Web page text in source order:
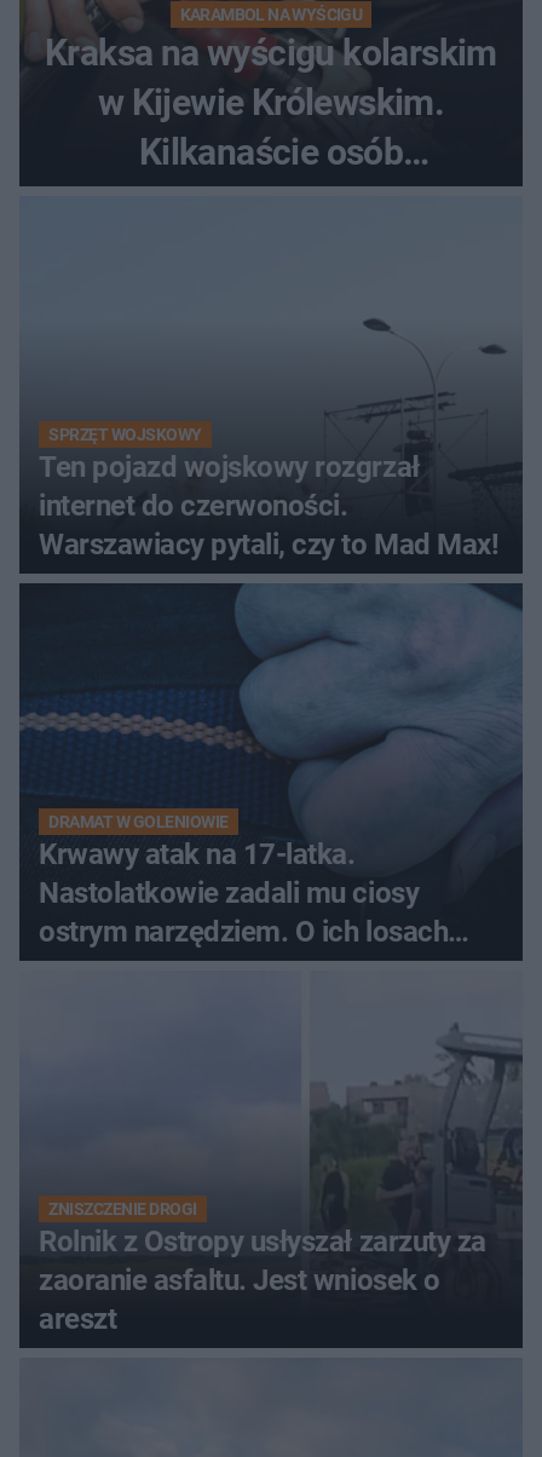
KARAMBOL NA WYŚCIGU
Kraksa na wyścigu kolarskim
w Kijewie Królewskim.
Kilkanaście osób
poszkodowanych, lądował
SPRZĘT WOJSKOWY
Ten pojazd wojskowy rozgrzał
internet do czerwoności.
Warszawiacy pytali, czy to Mad Max!
DRAMAT W GOLENIOWIE
Krwawy atak na 17-latka.
Nastolatkowie zadali mu ciosy
ostrym narzędziem. O ich losach
zdecyduje sąd rodzinny
ZNISZCZENIE DROGI
Rolnik z Ostropy usłyszał zarzuty za
zaoranie asfaltu. Jest wniosek o
areszt